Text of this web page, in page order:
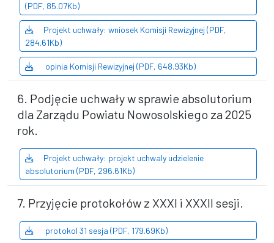
(PDF, 85.07Kb)
Projekt uchwały: wniosek Komisji Rewizyjnej (PDF,
284.61Kb)
opinia Komisji Rewizyjnej (PDF, 648.93Kb)
6. Podjęcie uchwały w sprawie absolutorium
dla Zarządu Powiatu Nowosolskiego za 2025
rok.
Projekt uchwały: projekt uchwaly udzielenie
absolutorium (PDF, 296.61Kb)
7. Przyjęcie protokołów z XXXI i XXXII sesji.
protokol 31 sesja (PDF, 179.69Kb)